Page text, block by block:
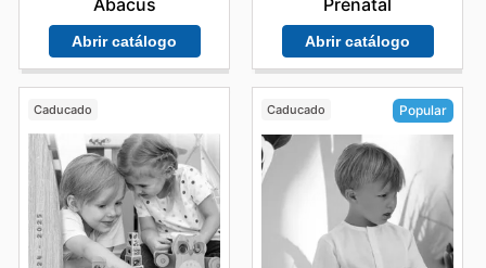
Abacus
Abrir catálogo Abrir catálogo
Caducado Caducado Popular